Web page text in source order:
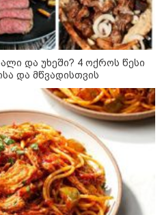
/ 07-08-2026
ანომალიური
- ტრამპის
“UFO”- ს
მორიგი პაკეტი
/ 07-08-2026
ამაღელვებელი
ვრცელდება - როგორ
56 წლის კაცმა
აბობოქრებულ ზღვაში
და უხეში? 4 ოქროს წესი
და მწვადისთვის